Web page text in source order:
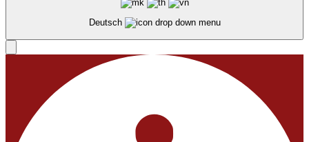
Deutsch